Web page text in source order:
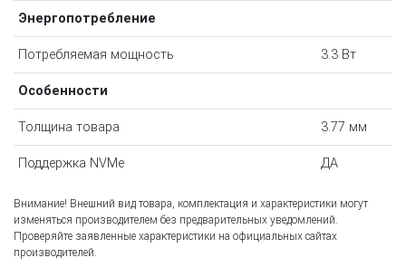
Энергопотребление
Потребляемая мощность 3.3 Вт
Особенности
Толщина товара 3.77 мм
Поддержка NVMe ДА
Внимание! Внешний вид товара, комплектация и характеристики могут
изменяться производителем без предварительных уведомлений.
Проверяйте заявленные характеристики на официальных сайтах
производителей.